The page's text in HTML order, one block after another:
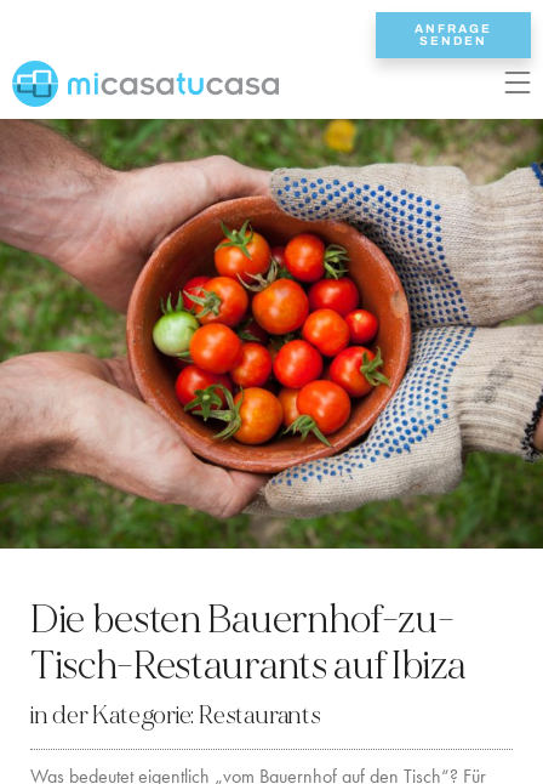
EN ES NL DE FR
STARTSEITE
UNSERE VILLEN
2/3 SCHLAFZIMMER
4 SCHLAFZIMMER
5 SCHLAFZIMMER
6+ SCHLAFZIMMER
ALLE VILLEN
WESTKÜSTE
ANFRAGE
SENDEN
Die besten Bauernhof-zu-
Tisch-Restaurants auf Ibiza
in der Kategorie: Restaurants
Was bedeutet eigentlich „vom Bauernhof auf den Tisch“? Für